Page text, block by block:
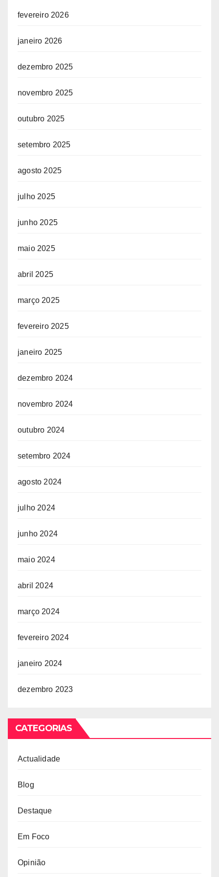
fevereiro 2026
janeiro 2026
dezembro 2025
novembro 2025
outubro 2025
setembro 2025
agosto 2025
julho 2025
junho 2025
maio 2025
abril 2025
março 2025
fevereiro 2025
janeiro 2025
dezembro 2024
novembro 2024
outubro 2024
setembro 2024
agosto 2024
julho 2024
junho 2024
maio 2024
abril 2024
março 2024
fevereiro 2024
janeiro 2024
dezembro 2023
CATEGORIAS
Actualidade
Blog
Destaque
Em Foco
Opinião